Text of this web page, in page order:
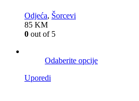
Odjeća, Šorcevi
85 KM
0 out of 5
Odaberite opcije
Uporedi